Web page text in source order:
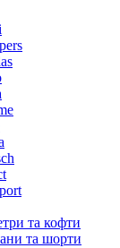
та кофти
та шорти